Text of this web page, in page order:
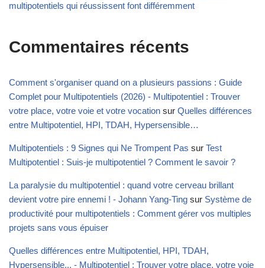
multipotentiels qui réussissent font différemment
Commentaires récents
Comment s'organiser quand on a plusieurs passions : Guide
Complet pour Multipotentiels (2026) - Multipotentiel : Trouver
votre place, votre voie et votre vocation sur Quelles différences
entre Multipotentiel, HPI, TDAH, Hypersensible…
Multipotentiels : 9 Signes qui Ne Trompent Pas sur Test
Multipotentiel : Suis-je multipotentiel ? Comment le savoir ?
La paralysie du multipotentiel : quand votre cerveau brillant
devient votre pire ennemi ! - Johann Yang-Ting sur Système de
productivité pour multipotentiels : Comment gérer vos multiples
projets sans vous épuiser
Quelles différences entre Multipotentiel, HPI, TDAH,
Hypersensible... - Multipotentiel : Trouver votre place, votre voie